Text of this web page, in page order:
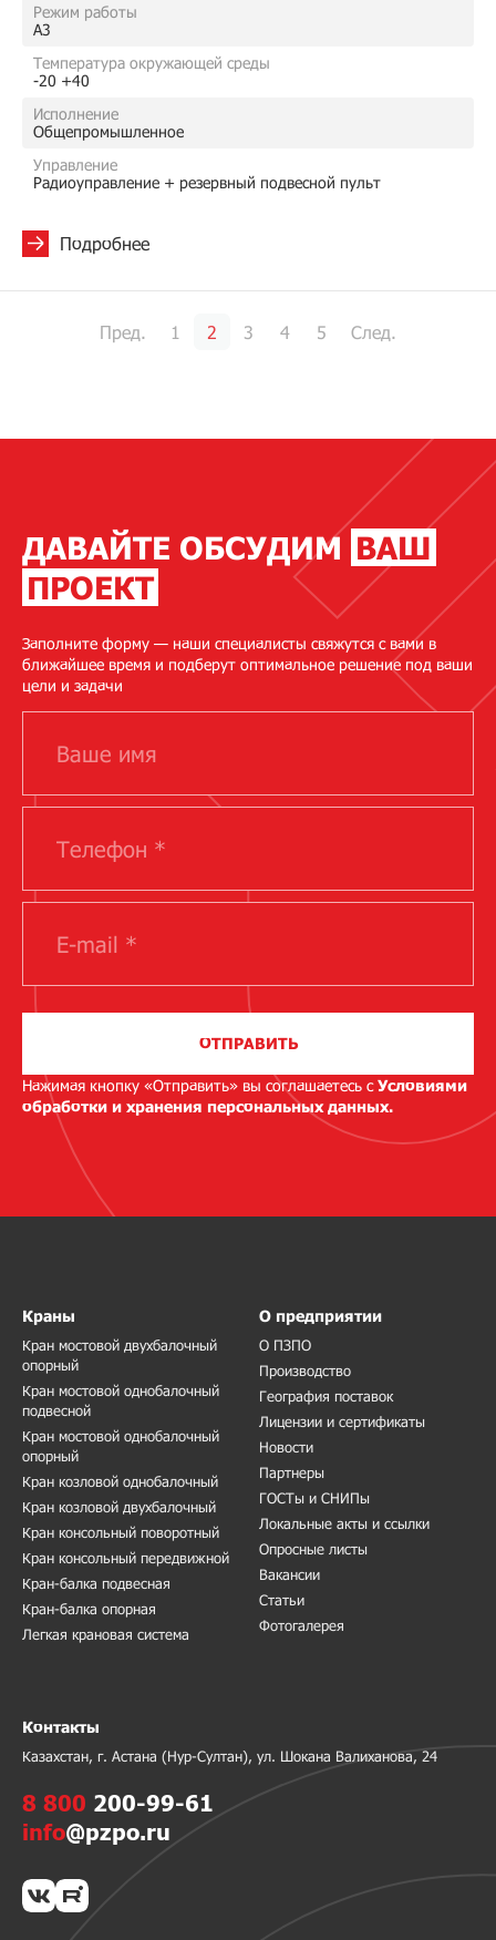
Режим работы
A3
Температура окружающей среды
-20 +40
Исполнение
Общепромышленное
Управление
Радиоуправление + резервный подвесной пульт
Подробнее
Пред. 1 2 3 4 5 След.
ДАВАЙТЕ ОБСУДИМ ВАШ
ПРОЕКТ
Заполните форму — наши специалисты свяжутся с вами в
ближайшее время и подберут оптимальное решение под ваши
цели и задачи
ОТПРАВИТЬ
Нажимая кнопку «Отправить» вы соглашаетесь сУсловиями
обработки и хранения персональных данных.
Краны
Кран мостовой двухбалочный
опорный
Кран мостовой однобалочный
подвесной
Кран мостовой однобалочный
опорный
Кран козловой однобалочный
Кран козловой двухбалочный
Кран консольный поворотный
Кран консольный передвижной
Кран-балка подвесная
Кран-балка опорная
Легкая крановая система
О предприятии
О ПЗПО
Производство
География поставок
Лицензии и сертификаты
Новости
Партнеры
ГОСТы и СНИПы
Локальные акты и ссылки
Опросные листы
Вакансии
Статьи
Фотогалерея
Контакты
Казахстан, г. Астана (Нур-Султан), ул. Шокана Валиханова, 24
8 800 200-99-61
info@pzpo.ru